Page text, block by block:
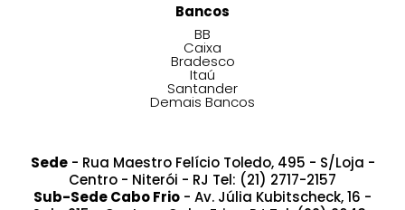
Bancos
BB
Caixa
Bradesco
Itaú
Santander
Demais Bancos
Sede- Rua Maestro Felício Toledo, 495 - S/Loja -
Centro - Niterói - RJ Tel: (21) 2717-2157
Sub-Sede Cabo Frio - Av. Júlia Kubitscheck, 16 -